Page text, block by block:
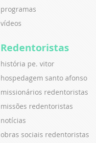
programas
vídeos
Redentoristas
história pe. vitor
hospedagem santo afonso
missionários redentoristas
missões redentoristas
notícias
obras sociais redentoristas